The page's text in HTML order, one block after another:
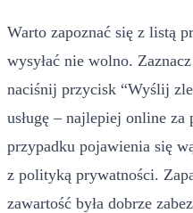
Warto zapoznać się z listą
wysyłać nie wolno.
naciśnij przycisk “Wyślij
usługę – najlepiej online
przypadku pojawienia się
z polityką prywatności.
zawartość była dobrze